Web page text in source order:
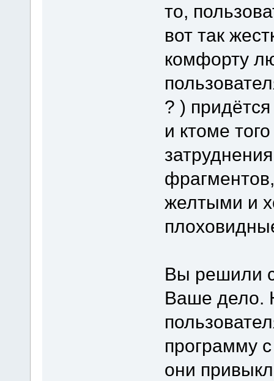
то,
вот так
комфорту
? )
и ктоме
желтыми и
Вы решили
Ваше дело.
программу
они